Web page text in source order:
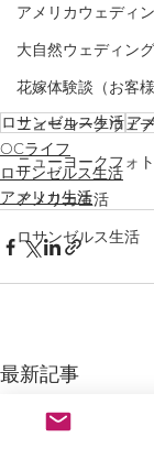
アメリカウェディ
大自然ウェディング
花嫁体験談（お客様
ニューヨークウェ
ニューヨークフォ
アメリカ生活
ロサンゼルス生活
ロサンゼルス生活ア
OCライフ
ロサンゼルス生活
アメリカ生活
最新記事